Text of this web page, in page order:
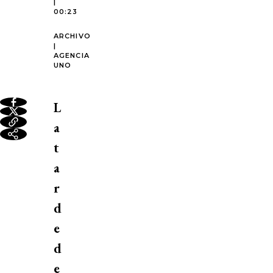
|
00:23
ARCHIVO
|
AGENCIA
UNO
L
a
t
a
r
d
e
d
e